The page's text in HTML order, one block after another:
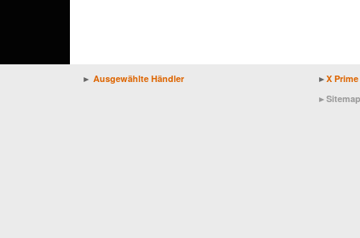
► Ausgewählte Händler ► X Prime
► Sitemap